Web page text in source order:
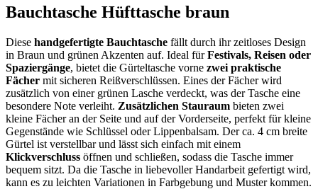
Bauchtasche Hüfttasche braun
Diese handgefertigte Bauchtasche fällt durch ihr zeitloses Design
in Braun und grünen Akzenten auf. Ideal fürFestivals, Reisen oder
Spaziergänge, bietet die Gürteltasche vorne zwei praktische
Fächer mit sicheren Reißverschlüssen. Eines der Fächer wird
zusätzlich von einer grünen Lasche verdeckt, was der Tasche eine
besondere Note verleiht. Zusätzlichen Stauraum bieten zwei
kleine Fächer an der Seite und auf der Vorderseite, perfekt für kleine
Gegenstände wie Schlüssel oder Lippenbalsam. Der ca. 4 cm breite
Gürtel ist verstellbar und lässt sich einfach mit einem
Klickverschluss öffnen und schließen, sodass die Tasche immer
bequem sitzt. Da die Tasche in liebevoller Handarbeit gefertigt wird,
kann es zu leichten Variationen in Farbgebung und Muster kommen.